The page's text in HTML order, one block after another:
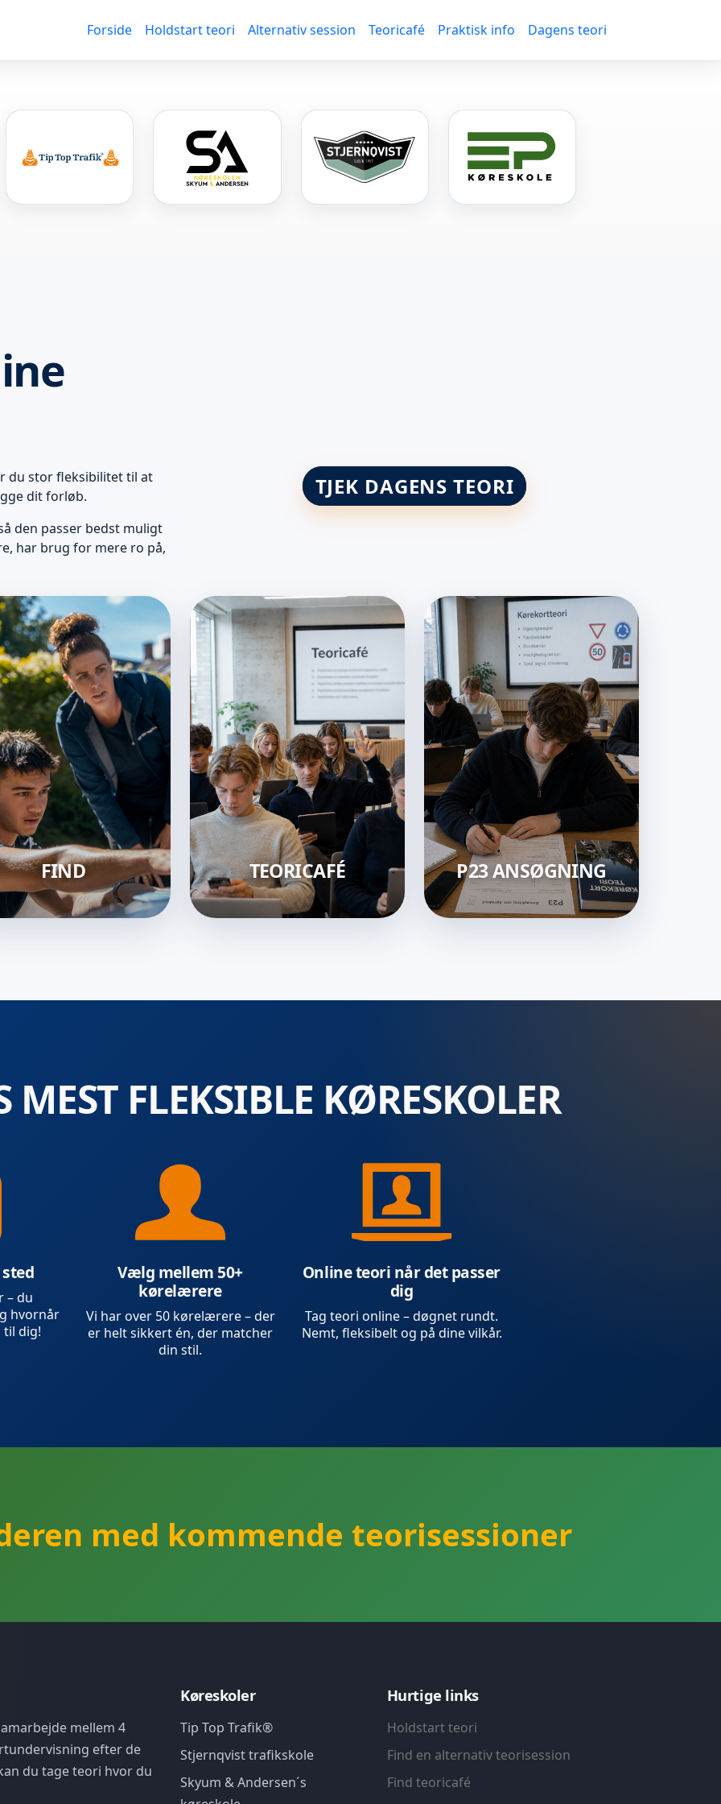
Forside Holdstart teori Alternativ session Teoricafé Praktisk info Dagens teori
TJEK DAGENS TEORI
du stor fleksibilitet til at
dit forløb.
den passer bedst muligt
har brug for mere ro på,
FIND TEORICAFÉ P23 ANSØGNING
FLEKSIBLE KØRESKOLER
– du
hvornår
til dig!
Vælg mellem 50+
kørelærere
Vi har over 50 kørelærere – der
er helt sikkert én, der matcher
din stil.
Online teori når det passer
dig
Tag teori online – døgnet rundt.
Nemt, fleksibelt og på dine vilkår.
med kommende teorisessioner
mellem 4
efter de
du tage teori hvor du
Køreskoler
Tip Top Trafik®
Stjernqvist trafikskole
Skyum & Andersen´s
Hurtige links
Holdstart teori
Find en alternativ teorisession
Find teoricafé